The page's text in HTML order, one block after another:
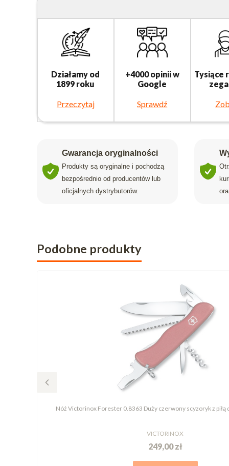
Działamy od
1899 roku
Przeczytaj
+4000 opinii w
Google
Sprawdź
Tysiące
Gwarancja oryginalności
Produkty są oryginalne i pochodzą
bezpośrednio od producentów lub
oficjalnych dystrybutorów.
Podobne produkty
Nóż Victorinox Forester 0.8363 Duży czerwony scyzoryk z piłą
VICTORINOX
249,00 zł